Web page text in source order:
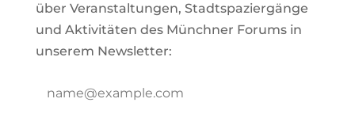
über Veranstaltungen, Stadtspaziergänge
und Aktivitäten des Münchner Forums in
unserem Newsletter: